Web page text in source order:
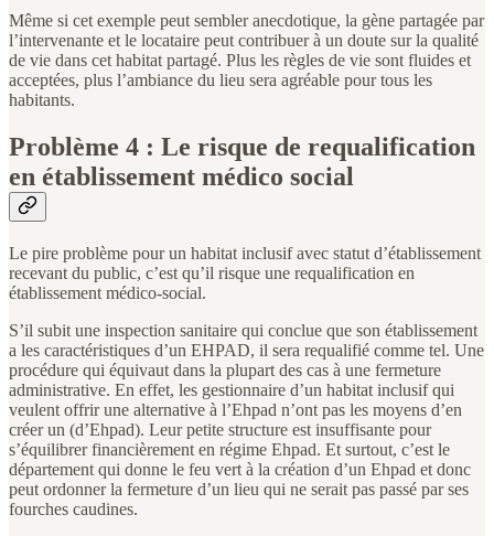
Même si cet exemple peut sembler anecdotique, la gène partagée par
l’intervenante et le locataire peut contribuer à un doute sur la qualité
de vie dans cet habitat partagé. Plus les règles de vie sont fluides et
acceptées, plus l’ambiance du lieu sera agréable pour tous les
habitants.
Problème 4 : Le risque de requalification
en établissement médico social
Le pire problème pour un habitat inclusif avec statut d’établissement
recevant du public, c’est qu’il risque une requalification en
établissement médico-social.
S’il subit une inspection sanitaire qui conclue que son établissement
a les caractéristiques d’un EHPAD, il sera requalifié comme tel. Une
procédure qui équivaut dans la plupart des cas à une fermeture
administrative. En effet, les gestionnaire d’un habitat inclusif qui
veulent offrir une alternative à l’Ehpad n’ont pas les moyens d’en
créer un (d’Ehpad). Leur petite structure est insuffisante pour
s’équilibrer financièrement en régime Ehpad. Et surtout, c’est le
département qui donne le feu vert à la création d’un Ehpad et donc
peut ordonner la fermeture d’un lieu qui ne serait pas passé par ses
fourches caudines.